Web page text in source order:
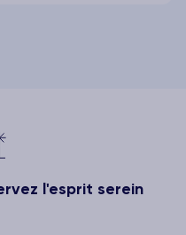
l'esprit serein